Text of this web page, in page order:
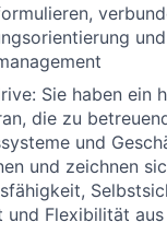
Sie haben ein
die zu
und
und zeichnen
und Flexibilität aus